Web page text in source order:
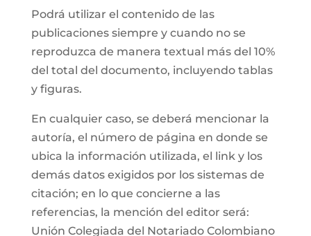
Podrá utilizar el contenido de las
publicaciones siempre y cuando no se
reproduzca de manera textual más del 10%
del total del documento, incluyendo tablas
y figuras.
En cualquier caso, se deberá mencionar la
autoría, el número de página en donde se
ubica la información utilizada, el link y los
demás datos exigidos por los sistemas de
citación; en lo que concierne a las
referencias, la mención del editor será:
Unión Colegiada del Notariado Colombiano